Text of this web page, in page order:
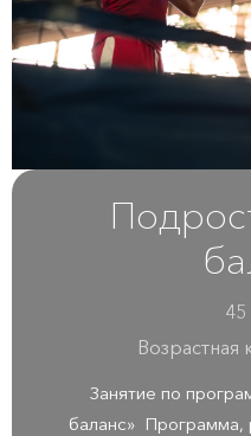
Возрастная
Занятие по
баланс» Программа,